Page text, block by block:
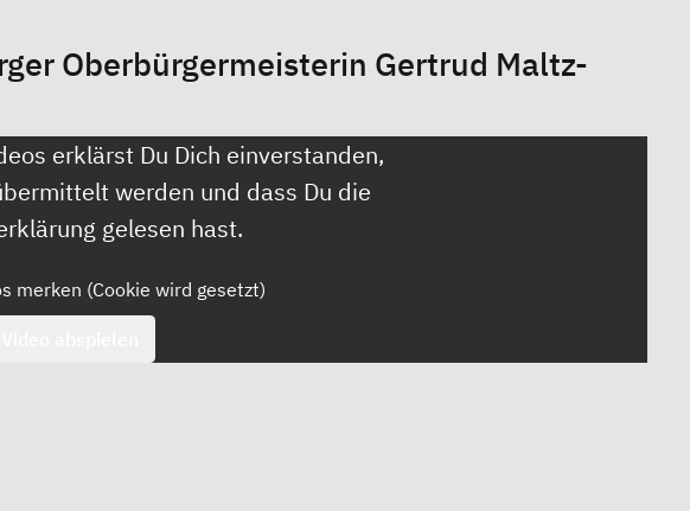
Oberbürgermeisterin Gertrud Maltz-
erklärst Du Dich einverstanden,
werden und dass Du die
gelesen hast.
merken (Cookie wird gesetzt)